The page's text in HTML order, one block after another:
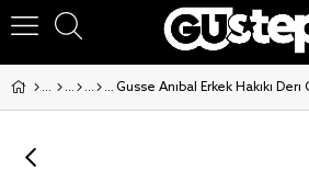
Gusse Anibal Erkek Hakiki Deri